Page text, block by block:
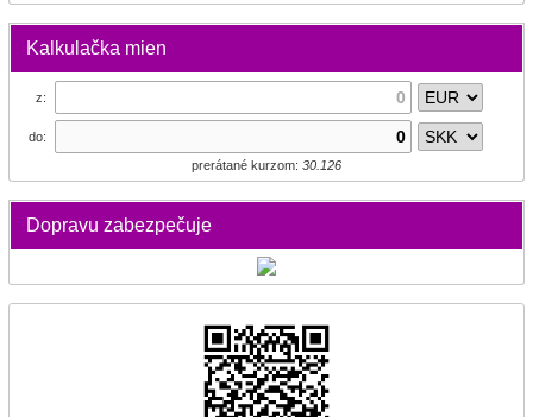
Kalkulačka mien
z:
do:
prerátané kurzom: 30.126
Dopravu zabezpečuje